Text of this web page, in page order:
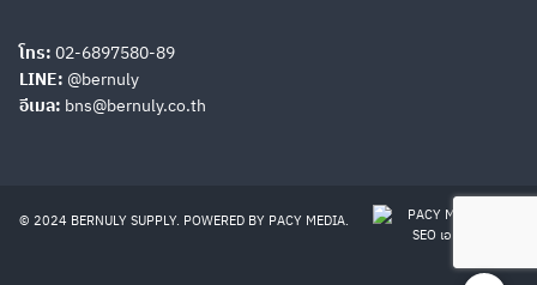
โทร: 02-6897580-89
LINE: @bernuly
อีเมล: bns@bernuly.co.th
© 2024 BERNULY SUPPLY. POWERED BY PACY MEDIA.